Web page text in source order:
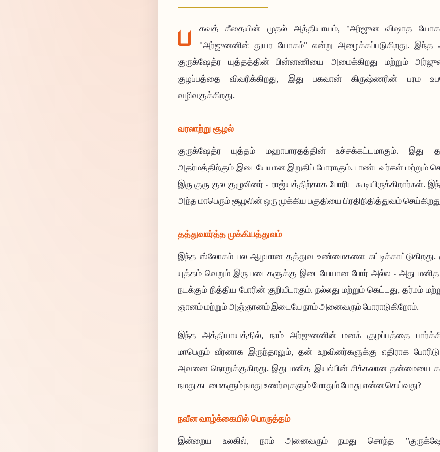
ப
கவத் கீதையின் முதல் அத்தியாயம், "அர்ஜுன விஷாத
"அர்ஜுனனின் துயர யோகம்" என்று அழைக்கப்படுகிறது. இந்த
குருக்ஷேத்ர யுத்தத்தின் பின்னணியை அமைக்கிறது மற்றும்
குழப்பத்தை விவரிக்கிறது, இது பகவான் கிருஷ்ணரின் பரம
வழிவகுக்கிறது.
வரலாற்று சூழல்
குருக்ஷேத்ர யுத்தம் மஹாபாரதத்தின் உச்சக்கட்டமாகும். இது
அதர்மத்திற்கும் இடையேயான இறுதிப் போராகும். பாண்டவர்கள் மற்றும்
இரு குரு குல குழுவினர் - ராஜ்யத்திற்காக போரிட
அந்த மாபெரும் சூழலின் ஒரு முக்கிய பகுதியை பிரதிநிதித்துவம்
தத்துவார்த்த முக்கியத்துவம்
இந்த ஸ்லோகம் பல ஆழமான தத்துவ உண்மைகளை சுட்டிக்காட்டுகிறது.
யுத்தம் வெறும் இரு படைகளுக்கு இடையேயான போர் அல்ல - அது
நடக்கும் நித்திய போரின் குறியீடாகும். நல்லது மற்றும் கெட்டது, தர்மம்
ஞானம் மற்றும் அஞ்ஞானம் இடையே நாம் அனைவரும் போராடுகிறோம்.
இந்த அத்தியாயத்தில், நாம் அர்ஜுனனின் மனக் குழப்பத்தை
மாபெரும் வீரனாக இருந்தாலும், தன் உறவினர்களுக்கு எதிராக
அவனை நொறுக்குகிறது. இது மனித இயல்பின் சிக்கலான தன்மையை
நமது கடமைகளும் நமது உணர்வுகளும் மோதும் போது என்ன செய்வது?
நவீன வாழ்க்கையில் பொருத்தம்
இன்றைய உலகில், நாம் அனைவரும் நமது சொந்த